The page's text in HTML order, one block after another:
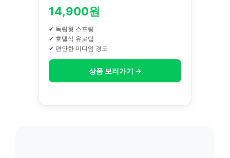
14,900원
✔ 독립형 스프링
✔ 호텔식 유로탑
✔ 편안한 미디엄 경도
상품 보러가기 →